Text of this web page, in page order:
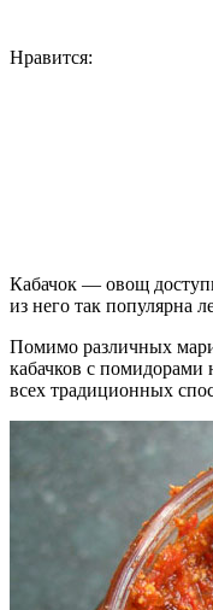
Нравится:
Кабачок — овощ
из него так популярна
Помимо различных
кабачков с помидорами
всех традиционных